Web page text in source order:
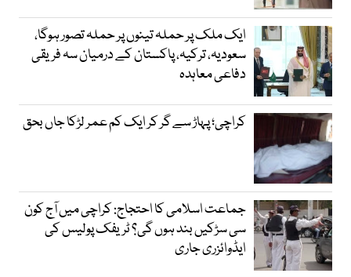
ایک ملک پر حملہ تینوں پر حملہ تصور ہوگا،
سعودیہ، ترکیہ، پاکستان کے درمیان سہ فریقی
دفاعی معاہدہ
کراچی؛ پہاڑ سے گر کر ایک کم عمر لڑکا جاں بحق
جماعت اسلامی کا احتجاج: کراچی میں آج کون
سی سڑکیں بند ہوں گی؟ ٹریفک پولیس کی
ایڈوائزری جاری